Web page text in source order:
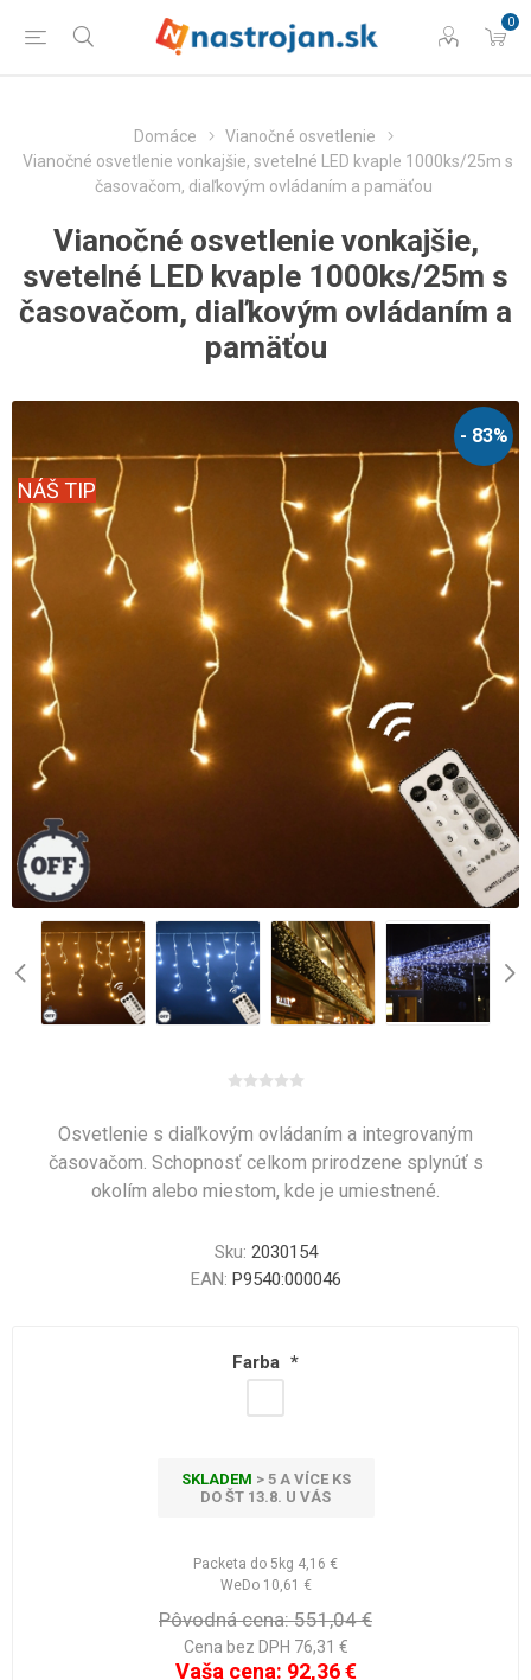
0
Domáce
Vianočné osvetlenie
Vianočné osvetlenie vonkajšie, svetelné LED kvaple 1000ks/25m s
časovačom, diaľkovým ovládaním a pamäťou
Vianočné osvetlenie vonkajšie,
svetelné LED kvaple 1000ks/25m s
časovačom, diaľkovým ovládaním a
pamäťou
- 83%
NÁŠ TIP
Osvetlenie s diaľkovým ovládaním a integrovaným
časovačom. Schopnosť celkom prirodzene splynúť s
okolím alebo miestom, kde je umiestnené.
Sku: 2030154
EAN: P9540:000046
Farba *
SKLADEM > 5 A VÍCE KS
DO ŠT 13.8. U VÁS
Packeta do 5kg 4,16 €
WeDo 10,61 €
Pôvodná cena: 551,04 €
Cena bez DPH 76,31 €
Vaša cena: 92,36 €